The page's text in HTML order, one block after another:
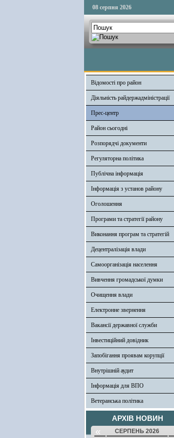
08 серпня 2026
Відомості про район
Діяльність райдержадміністрації
Прес-центр
Район сьогодні
Розпорядчі документи
Регуляторна політика
Публічна інформація
Інформація з установ району
Оголошення
Програми та стратегії району
Виконання програм та стратегій
Децентралізація влади
Самоорганізація населення
Вивчення громадської думки
Очищення влади
Електронне звернення
Вакансії державної служби
Інвестиційний довідник
Запобігання проявам корупції
Внутрішній аудит
Інформація для ВПО
Ветеранська політика
АРХІВ НОВИН
« СЕРПЕНЬ 2026